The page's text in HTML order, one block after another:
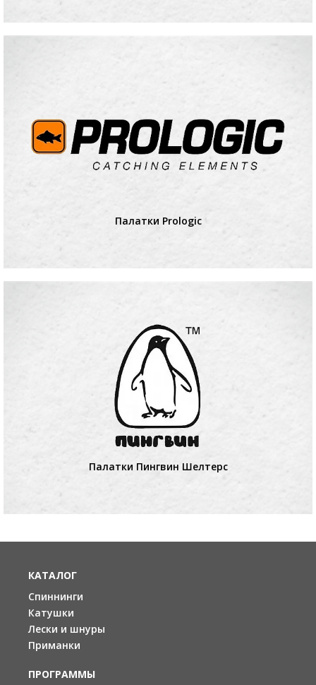
Палатки Prologic
Палатки Пингвин Шелтерс
КАТАЛОГ
Спиннинги
Катушки
Лески и шнуры
Приманки
ПРОГРАММЫ